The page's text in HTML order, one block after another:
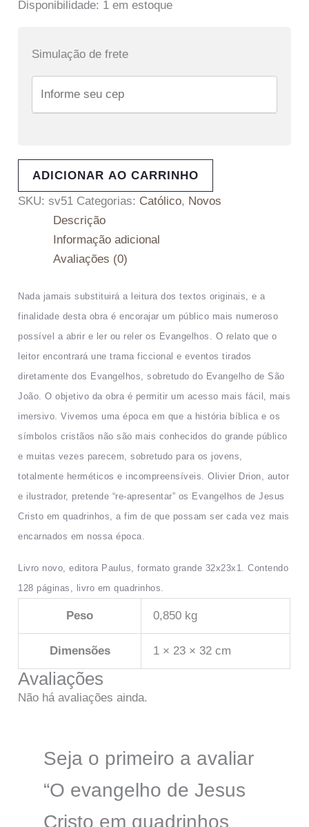
Disponibilidade: 1 em estoque
Simulação de frete
ADICIONAR AO CARRINHO
SKU:sv51 Categorias: Católico, Novos
Descrição
Informação adicional
Avaliações (0)
Nada jamais substituirá a leitura dos textos originais, e a
finalidade desta obra é encorajar um público mais numeroso
possível a abrir e ler ou reler os Evangelhos. O relato que o
leitor encontrará une trama ficcional e eventos tirados
diretamente dos Evangelhos, sobretudo do Evangelho de São
João. O objetivo da obra é permitir um acesso mais fácil, mais
imersivo. Vivemos uma época em que a história bíblica e os
símbolos cristãos não são mais conhecidos do grande público
e muitas vezes parecem, sobretudo para os jovens,
totalmente herméticos e incompreensíveis. Olivier Drion, autor
e ilustrador, pretende “re-apresentar” os Evangelhos de Jesus
Cristo em quadrinhos, a fim de que possam ser cada vez mais
encarnados em nossa época.
Livro novo, editora Paulus, formato grande 32x23x1. Contendo
128 páginas, livro em quadrinhos.
Peso 0,850 kg
Dimensões 1 × 23 × 32 cm
Avaliações
Não há avaliações ainda.
Seja o primeiro a avaliar
“O evangelho de Jesus
Cristo em quadrinhos